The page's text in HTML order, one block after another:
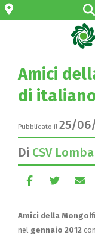
Amici
di
Pubblicato il 25/
Di CSV
Amici della
nel gennaio 2012